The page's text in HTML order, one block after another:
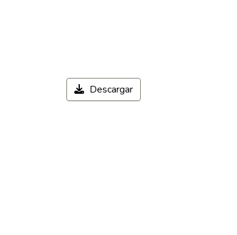
Descargar